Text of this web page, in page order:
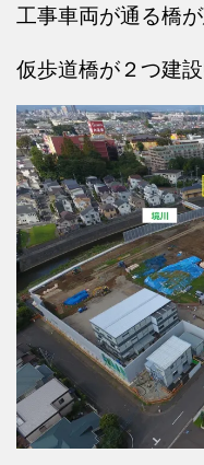
工事車両が通る橋
仮歩道橋が２つ建設